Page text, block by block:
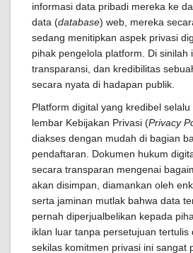
informasi data pribadi mereka ke
data (database) web, mereka
sedang menitipkan aspek privasi
pihak pengelola platform. Di sinilah
transparansi, dan kredibilitas
secara nyata di hadapan publik.
Platform digital yang kredibel
lembar Kebijakan Privasi (Privacy
diakses dengan mudah di bagian
pendaftaran. Dokumen hukum
secara transparan mengenai
akan disimpan, diamankan oleh
serta jaminan mutlak bahwa data
pernah diperjualbelikan kepada
iklan luar tanpa persetujuan tertulis
sekilas komitmen privasi ini sangat